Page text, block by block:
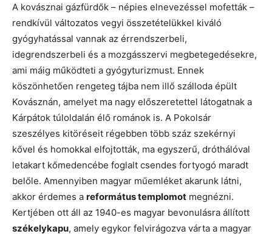
A kovásznai gázfürdők – népies elnevezéssel mofetták –
rendkívül változatos vegyi összetételükkel kiváló
gyógyhatással vannak az érrendszerbeli,
idegrendszerbeli és a mozgásszervi megbetegedésekre,
ami máig működteti a gyógyturizmust. Ennek
köszönhetően rengeteg tájba nem illő szálloda épült
Kovásznán, amelyet ma nagy előszeretettel látogatnak a
Kárpátok túloldalán élő románok is. A Pokolsár
szeszélyes kitöréseit régebben több száz szekérnyi
kővel és homokkal elfojtották, ma egyszerű, dróthálóval
letakart kőmedencébe foglalt csendes fortyogó maradt
belőle. Amennyiben magyar műemléket akarunk látni,
akkor érdemes a református templomot megnézni.
Kertjében ott áll az 1940-es magyar bevonulásra állított
székelykapu, amely egykor felvirágozva várta a magyar